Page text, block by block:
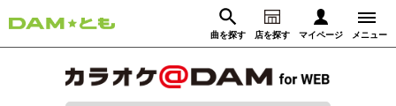
曲を探す 店を探す マイページ メニュー
ログイン